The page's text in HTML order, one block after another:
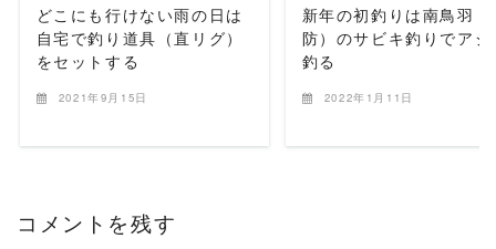
どこにも行けない雨の日は
自宅で釣り道具（直リグ）
をセットする
2021年9月15日
新年の初釣りは南鳥羽（
防）のサビキ釣りでアジ
釣る
2022年1月11日
コメントを残す